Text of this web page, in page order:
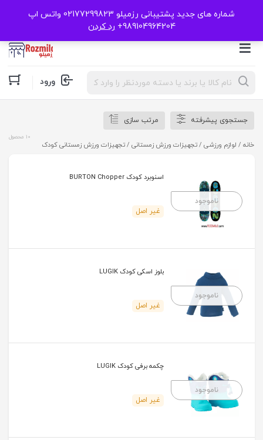
شماره های جدید پشتیبانی رزمیلو 02177299823 واتس اپ
989104964204+
رد کردن
Products
search ورود
جستجوی پیشرفته مرتب سازی
خانه / لوازم ورزشی /تجهیزات ورزش زمستانی / تجهیزات ورزش زمستانی کودک
10 محصول
ناموجود
اسنوبرد کودک BURTON Chopper
غیر اصل
ناموجود
بلوز اسکی کودک LUGIK
غیر اصل
ناموجود
چکمه برفی کودک LUGIK
غیر اصل